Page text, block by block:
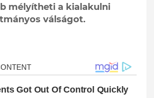
mélyítheti a kialakulni
válságot.